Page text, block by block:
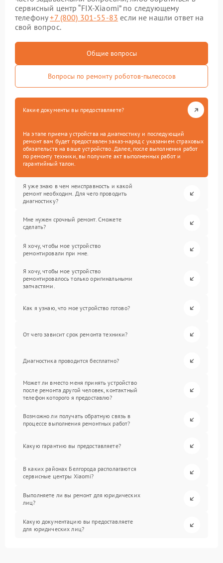
сервисный центр “FIX-Xiaomi” по следующему
телефону+7 (800) 301-55-83 если не нашли ответ на
свой вопрос.
Общие вопросы
Вопросы по ремонту роботов-пылесосов
Какие документы вы предоставляете?
На этапе приема устройства на диагностику и последующий
ремонт вам будет предоставлен заказ-наряд с указанием страховых
обязательств на ваше устройство. Далее, после выполнения работ
по ремонту техники, вы получите акт выполненных работ и
гарантийный талон.
Я уже знаю в чем неисправность и какой
ремонт необходим. Для чего проводить
диагностику?
Мне нужен срочный ремонт. Сможете
сделать?
Я хочу, чтобы мое устройство
ремонтировали при мне.
Я хочу, чтобы мое устройство
ремонтировалось только оригинальными
запчастями.
Как я узнаю, что мое устройство готово?
От чего зависит срок ремонта техники?
Диагностика проводится бесплатно?
Может ли вместо меня принять устройство
после ремонта другой человек, контактный
телефон которого я предоставлю?
Возможно ли получать обратную связь в
процессе выполнения ремонтных работ?
Какую гарантию вы предоставляете?
В каких районах Белгорода располагаются
сервисные центры Xiaomi?
Выполняете ли вы ремонт для юридических
лиц?
Какую документацию вы предоставляете
для юридических лиц?